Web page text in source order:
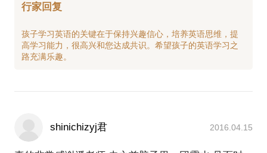
行家回复
孩子学习英语的关键在于保持兴趣信心，培养英语思维，提
高学习能力，很高兴和您达成共识。希望孩子的英语学习之
shinichizyj君 2016.04.15